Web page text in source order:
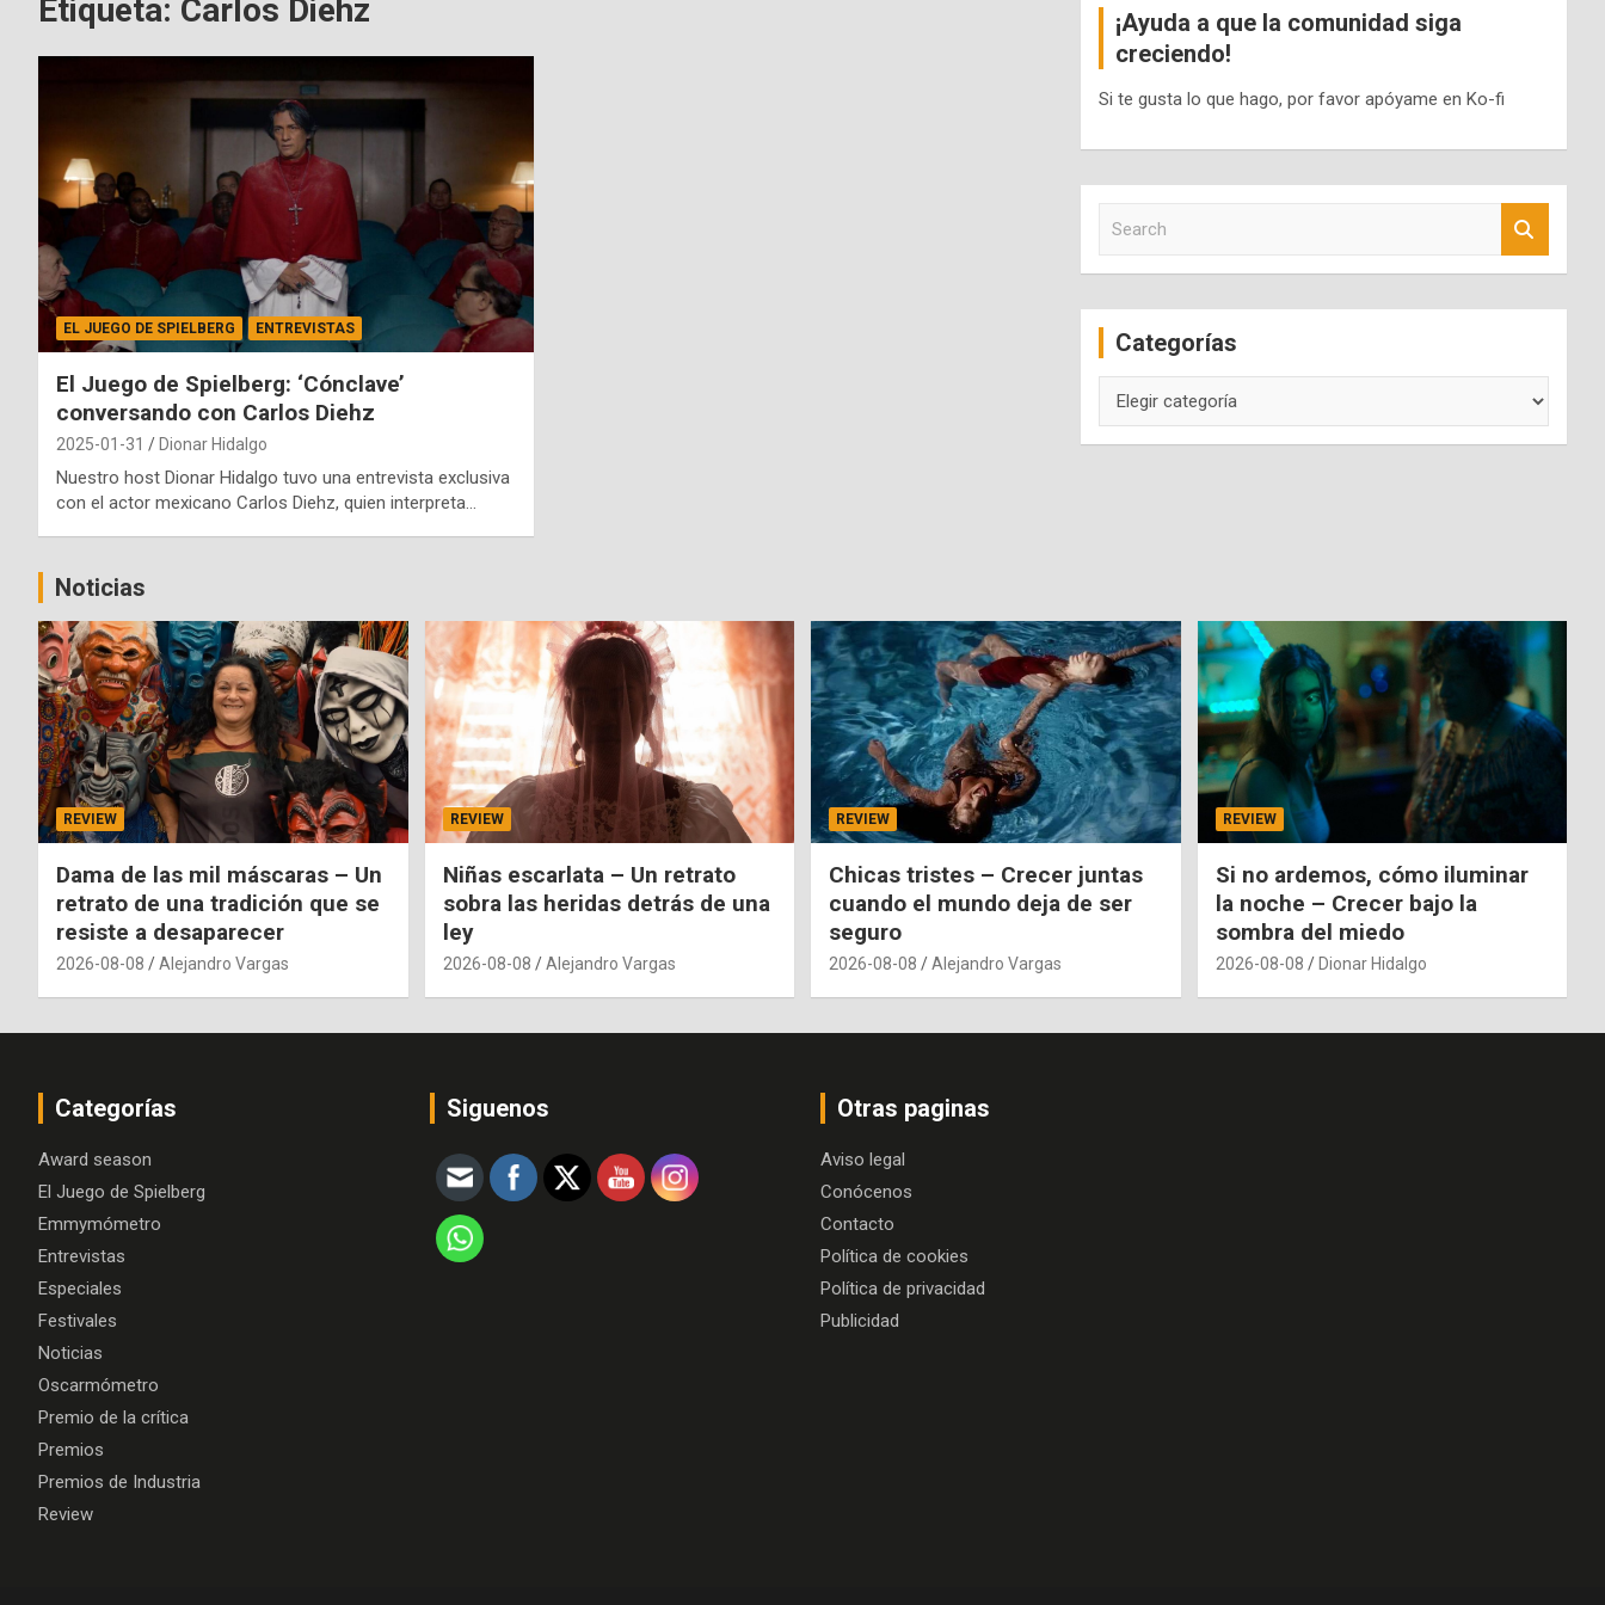
Etiqueta: Carlos Diehz
EL JUEGO DE SPIELBERG ENTREVISTAS
El Juego de Spielberg: ‘Cónclave’
conversando con Carlos Diehz
2025-01-31 Dionar Hidalgo
Nuestro host Dionar Hidalgo tuvo una entrevista exclusiva
con el actor mexicano Carlos Diehz, quien interpreta…
¡Ayuda a que la comunidad siga
creciendo!
Si te gusta lo que hago, por favor apóyame en Ko-fi
c
Categorías
Noticias
REVIEW
Dama de las mil máscaras – Un
retrato de una tradición que se
resiste a desaparecer
2026-08-08 Alejandro Vargas
REVIEW
Niñas escarlata – Un retrato
sobra las heridas detrás de una
ley
2026-08-08 Alejandro Vargas
REVIEW
Chicas tristes – Crecer juntas
cuando el mundo deja de ser
seguro
2026-08-08 Alejandro Vargas
REVIEW
Si no ardemos, cómo iluminar
la noche – Crecer bajo la
sombra del miedo
2026-08-08 Dionar Hidalgo
Categorías
Award season
El Juego de Spielberg
Emmymómetro
Entrevistas
Especiales
Festivales
Noticias
Oscarmómetro
Premio de la crítica
Premios
Premios de Industria
Review
Siguenos Otras paginas
Aviso legal
Conócenos
Contacto
Política de cookies
Política de privacidad
Publicidad